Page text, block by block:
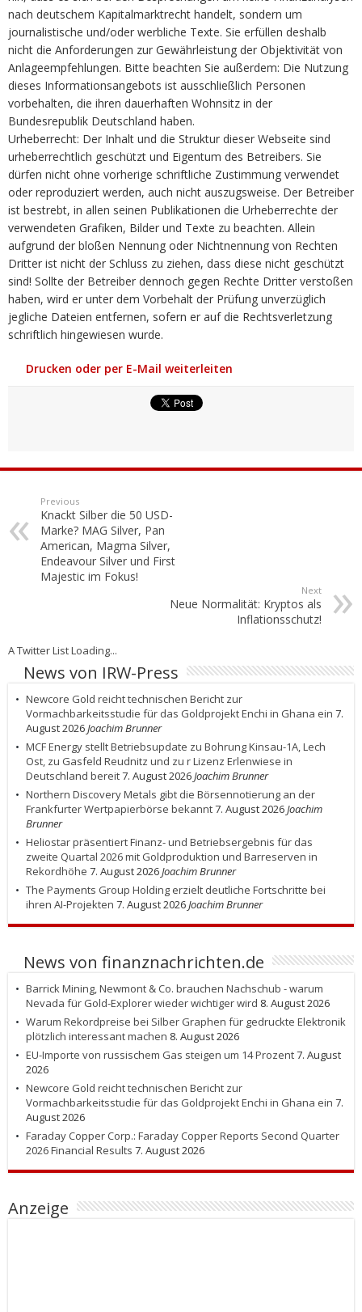
nach deutschem Kapitalmarktrecht handelt, sondern um
journalistische und/oder werbliche Texte. Sie erfüllen deshalb
nicht die Anforderungen zur Gewährleistung der Objektivität von
Anlageempfehlungen. Bitte beachten Sie außerdem: Die Nutzung
dieses Informationsangebots ist ausschließlich Personen
vorbehalten, die ihren dauerhaften Wohnsitz in der
Bundesrepublik Deutschland haben.
Urheberrecht: Der Inhalt und die Struktur dieser Webseite sind
urheberrechtlich geschützt und Eigentum des Betreibers. Sie
dürfen nicht ohne vorherige schriftliche Zustimmung verwendet
oder reproduziert werden, auch nicht auszugsweise. Der Betreiber
ist bestrebt, in allen seinen Publikationen die Urheberrechte der
verwendeten Grafiken, Bilder und Texte zu beachten. Allein
aufgrund der bloßen Nennung oder Nichtnennung von Rechten
Dritter ist nicht der Schluss zu ziehen, dass diese nicht geschützt
sind! Sollte der Betreiber dennoch gegen Rechte Dritter verstoßen
haben, wird er unter dem Vorbehalt der Prüfung unverzüglich
jegliche Dateien entfernen, sofern er auf die Rechtsverletzung
schriftlich hingewiesen wurde.
Drucken oder per E-Mail weiterleiten
Previous
Knackt Silber die 50 USD-
Marke? MAG Silver, Pan
American, Magma Silver,
Endeavour Silver und First
Majestic im Fokus!
Next
Neue Normalität: Kryptos als
Inflationsschutz!
A Twitter List Loading...
News von IRW-Press
Newcore Gold reicht technischen Bericht zur
Vormachbarkeitsstudie für das Goldprojekt Enchi in Ghana ein 7.
August 2026Joachim Brunner
MCF Energy stellt Betriebsupdate zu Bohrung Kinsau-1A, Lech
Ost, zu Gasfeld Reudnitz und zu r Lizenz Erlenwiese in
Deutschland bereit7. August 2026Joachim Brunner
Northern Discovery Metals gibt die Börsennotierung an der
Frankfurter Wertpapierbörse bekannt7. August 2026Joachim
Brunner
Heliostar präsentiert Finanz- und Betriebsergebnis für das
zweite Quartal 2026 mit Goldproduktion und Barreserven in
Rekordhöhe 7. August 2026Joachim Brunner
The Payments Group Holding erzielt deutliche Fortschritte bei
ihren AI-Projekten 7. August 2026Joachim Brunner
News von finanznachrichten.de
Barrick Mining, Newmont & Co. brauchen Nachschub - warum
Nevada für Gold-Explorer wieder wichtiger wird 8. August 2026
Warum Rekordpreise bei Silber Graphen für gedruckte Elektronik
plötzlich interessant machen 8. August 2026
EU-Importe von russischem Gas steigen um 14 Prozent7. August
2026
Newcore Gold reicht technischen Bericht zur
Vormachbarkeitsstudie für das Goldprojekt Enchi in Ghana ein 7.
August 2026
Faraday Copper Corp.: Faraday Copper Reports Second Quarter
2026 Financial Results 7. August 2026
Anzeige